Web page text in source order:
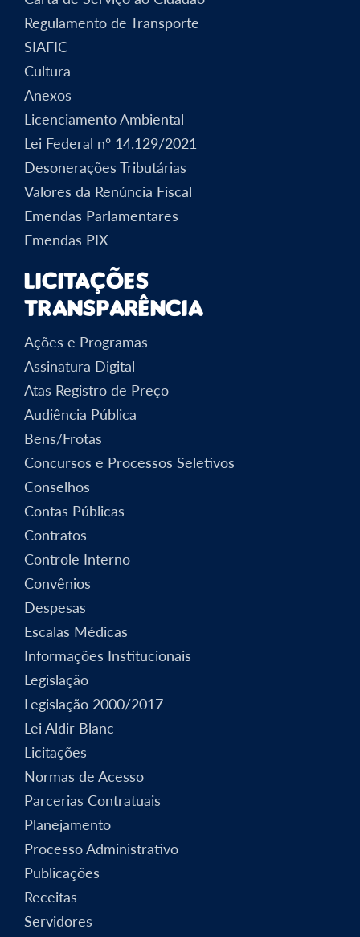
Regulamento de Transporte
SIAFIC
Cultura
Anexos
Licenciamento Ambiental
Lei Federal nº 14.129/2021
Desonerações Tributárias
Valores da Renúncia Fiscal
Emendas Parlamentares
Emendas PIX
Licitações
Transparência
Ações e Programas
Assinatura Digital
Atas Registro de Preço
Audiência Pública
Bens/Frotas
Concursos e Processos Seletivos
Conselhos
Contas Públicas
Contratos
Controle Interno
Convênios
Despesas
Escalas Médicas
Informações Institucionais
Legislação
Legislação 2000/2017
Lei Aldir Blanc
Licitações
Normas de Acesso
Parcerias Contratuais
Planejamento
Processo Administrativo
Publicações
Receitas
Servidores